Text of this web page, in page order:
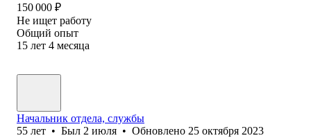
150 000 ₽
Не ищет работу
Общий опыт
15 лет 4 месяца
Начальник отдела, службы
55 лет • Был 2 июля • Обновлено 25 октября 2023